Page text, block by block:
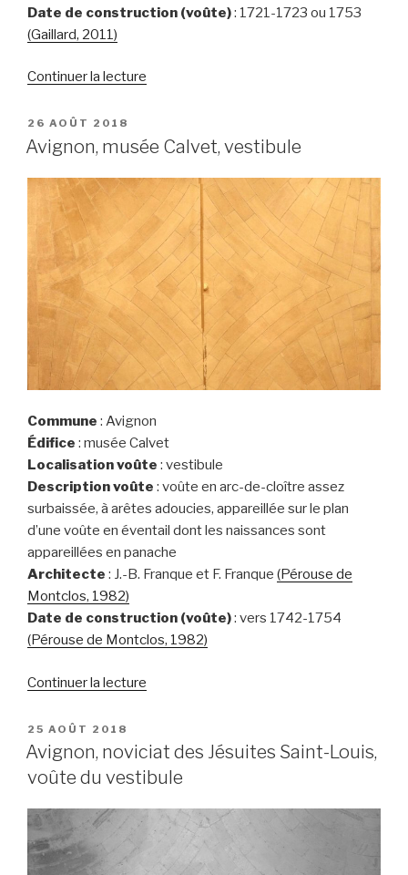
Date de construction (voûte): 1721-1723 ou 1753
(Gaillard, 2011)
Continuer la lecture
Saint-
voûte
vestibule
d’entrée »
PUBLIÉ
LE
26 AOÛT 2018
Avignon, musée Calvet, vestibule
Commune : Avignon
Édifice : musée Calvet
Localisation voûte : vestibule
Description voûte : voûte en arc-de-cloître assez
surbaissée, à arêtes adoucies, appareillée sur le plan
d’une voûte en éventail dont les naissances sont
appareillées en panache
Architecte : J.-B. Franque et F. Franque (Pérouse de
Montclos, 1982)
Date de construction (voûte): vers 1742-1754
(Pérouse de Montclos, 1982)
Continuer la lecture
Calvet,
vestibule »
PUBLIÉ
LE
25 AOÛT 2018
Avignon, noviciat des Jésuites Saint-Louis,
voûte du vestibule